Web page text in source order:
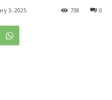
3, 2025 0
738